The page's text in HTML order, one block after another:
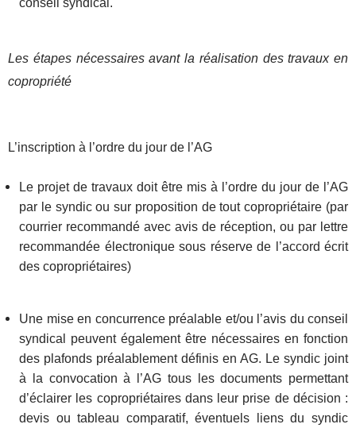
Les étapes nécessaires avant la réalisation des travaux en
copropriété
L’inscription à l’ordre du jour de l’AG
Le projet de travaux doit être mis à l’ordre du jour de l’AG
par le syndic ou sur proposition de tout copropriétaire (par
courrier recommandé avec avis de réception, ou par lettre
recommandée électronique sous réserve de l’accord écrit
des copropriétaires)
Une mise en concurrence préalable et/ou l’avis du conseil
syndical peuvent également être nécessaires en fonction
des plafonds préalablement définis en AG. Le syndic joint
à la convocation à l’AG tous les documents permettant
d’éclairer les copropriétaires dans leur prise de décision :
devis ou tableau comparatif, éventuels liens du syndic